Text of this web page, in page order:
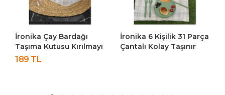
İronika Çay Bardağı
Taşıma Kutusu Kırılmayı
Önleyici Esnek Plastik 6
189 TL
İronika 6 Kişilik 31 Parça
Çantalı Kolay Taşınır